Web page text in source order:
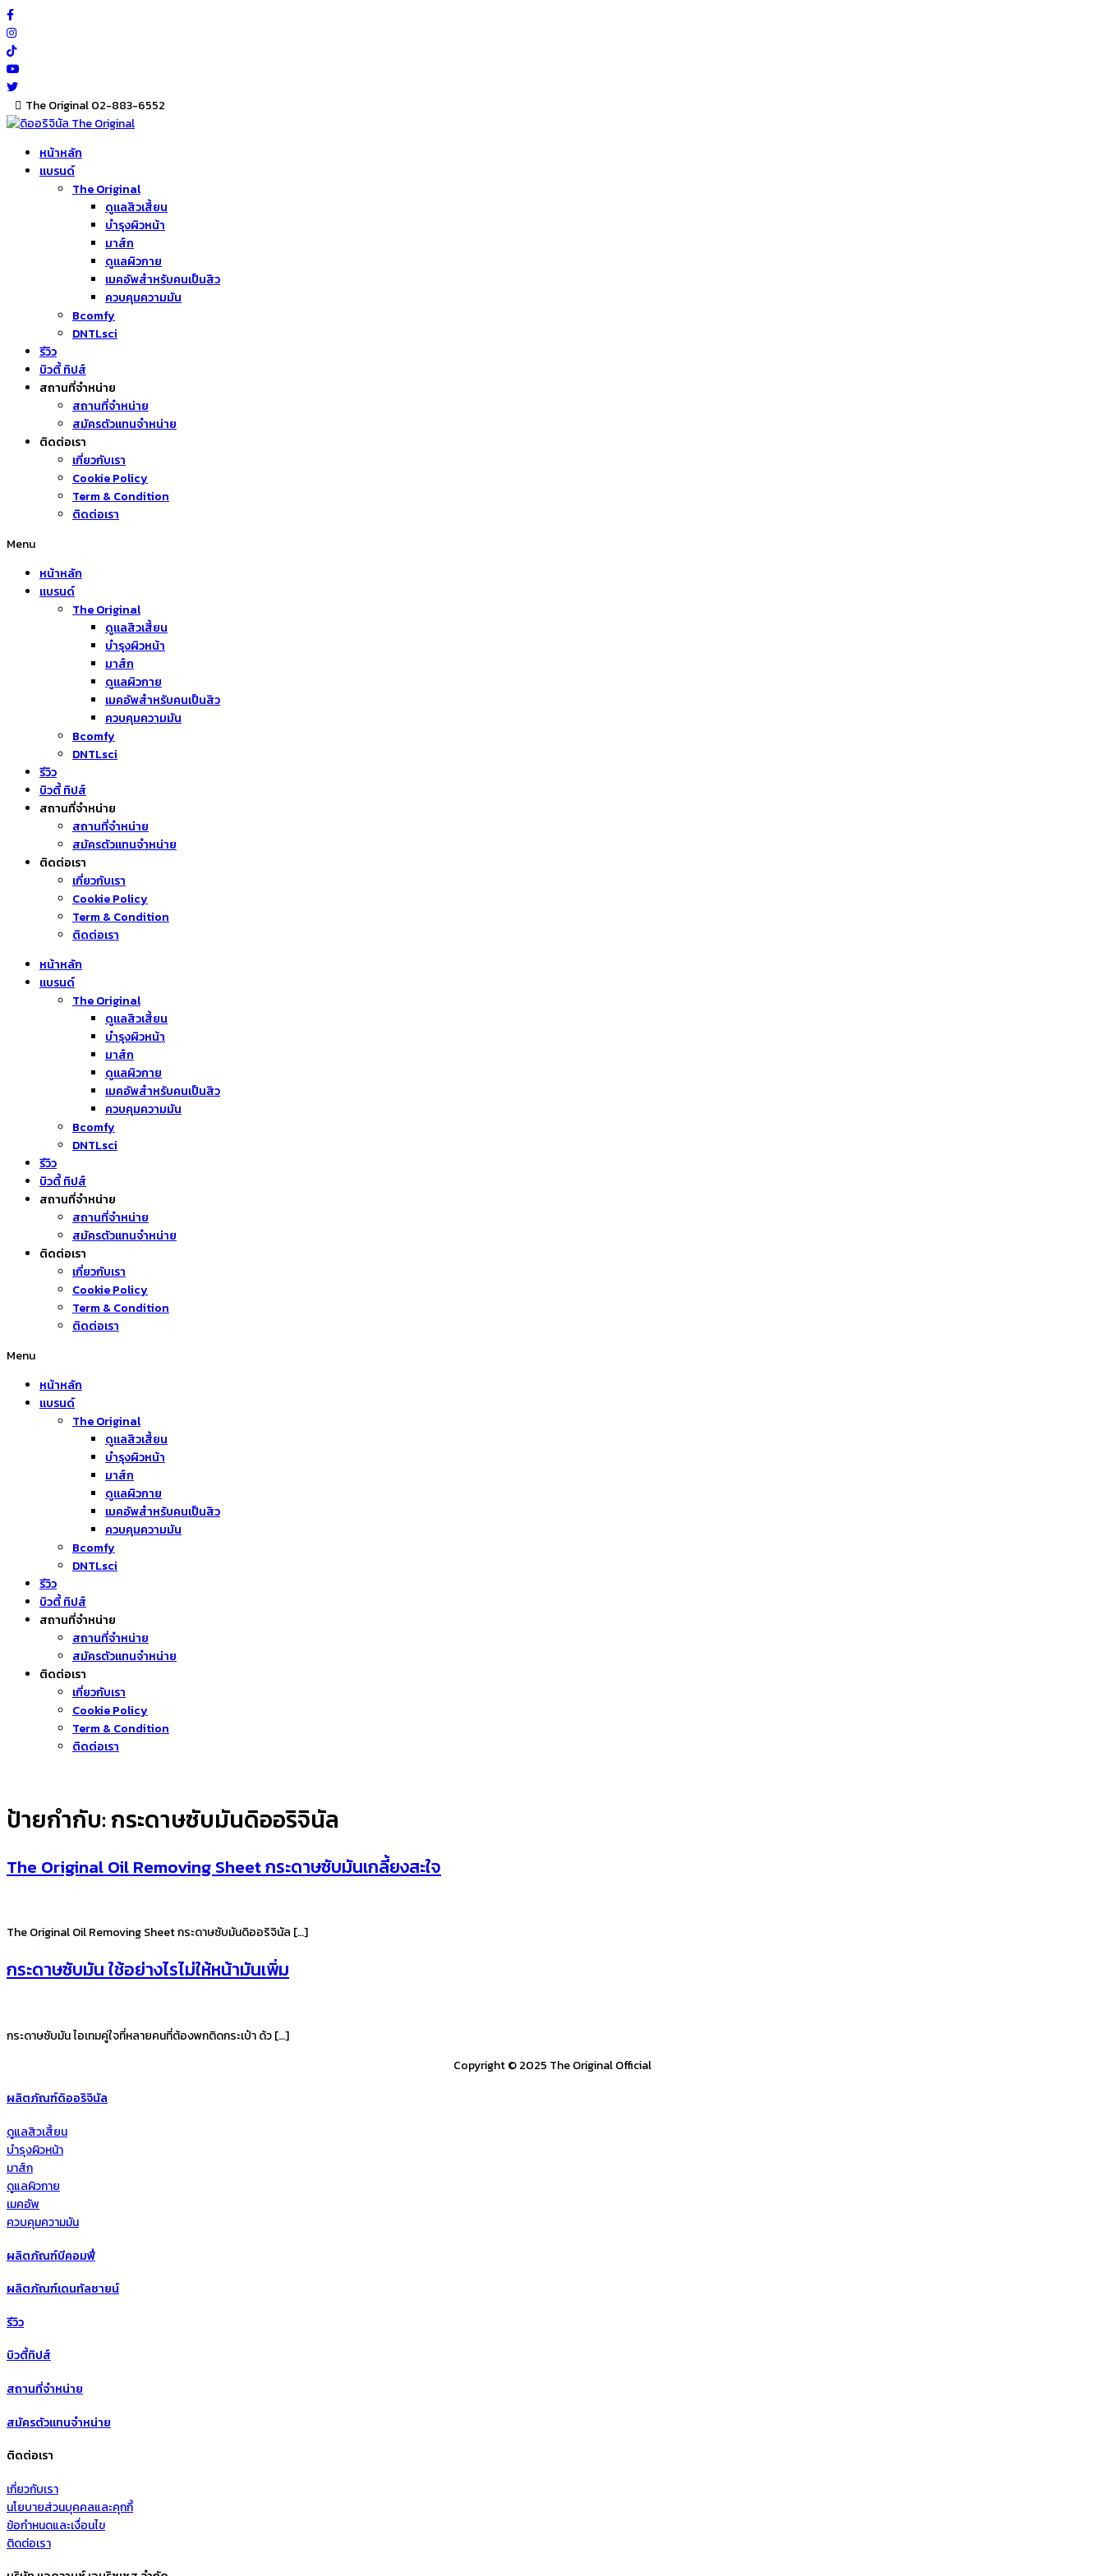
Skip
to
content
The Original 02-883-6552
หน้าหลัก
แบรนด์
The Original
ดูแลสิวเสี้ยน
บำรุงผิวหน้า
มาส์ก
ดูแลผิวกาย
เมคอัพสำหรับคนเป็นสิว
ควบคุมความมัน
Bcomfy
DNTLsci
รีวิว
บิวตี้ ทิปส์
สถานที่จำหน่าย
สถานที่จำหน่าย
สมัครตัวแทนจำหน่าย
ติดต่อเรา
เกี่ยวกับเรา
Cookie Policy
Term & Condition
ติดต่อเรา
Menu
หน้าหลัก
แบรนด์
The Original
ดูแลสิวเสี้ยน
บำรุงผิวหน้า
มาส์ก
ดูแลผิวกาย
เมคอัพสำหรับคนเป็นสิว
ควบคุมความมัน
Bcomfy
DNTLsci
รีวิว
บิวตี้ ทิปส์
สถานที่จำหน่าย
สถานที่จำหน่าย
สมัครตัวแทนจำหน่าย
ติดต่อเรา
เกี่ยวกับเรา
Cookie Policy
Term & Condition
ติดต่อเรา
หน้าหลัก
แบรนด์
The Original
ดูแลสิวเสี้ยน
บำรุงผิวหน้า
มาส์ก
ดูแลผิวกาย
เมคอัพสำหรับคนเป็นสิว
ควบคุมความมัน
Bcomfy
DNTLsci
รีวิว
บิวตี้ ทิปส์
สถานที่จำหน่าย
สถานที่จำหน่าย
สมัครตัวแทนจำหน่าย
ติดต่อเรา
เกี่ยวกับเรา
Cookie Policy
Term & Condition
ติดต่อเรา
Menu
หน้าหลัก
แบรนด์
The Original
ดูแลสิวเสี้ยน
บำรุงผิวหน้า
มาส์ก
ดูแลผิวกาย
เมคอัพสำหรับคนเป็นสิว
ควบคุมความมัน
Bcomfy
DNTLsci
รีวิว
บิวตี้ ทิปส์
สถานที่จำหน่าย
สถานที่จำหน่าย
สมัครตัวแทนจำหน่าย
ติดต่อเรา
เกี่ยวกับเรา
Cookie Policy
Term & Condition
ติดต่อเรา
ป้ายกำกับ:กระดาษซับมันดิออริจินัล
The Original Oil Removing Sheet กระดาษซับมันเกลี้ยงสะใจ
The Original Oil Removing Sheet กระดาษซับมันดิออริจินัล […]
กระดาษซับมัน ใช้อย่างไรไม่ให้หน้ามันเพิ่ม
กระดาษซับมัน ไอเทมคู่ใจที่หลายคนที่ต้องพกติดกระเป๋า ด้ว […]
Copyright © 2025 The Original Official
ผลิตภัณฑ์ดิออริจินัล
ดูแลสิวเสี้ยน
บำรุงผิวหน้า
มาส์ก
ดูแลผิวกาย
เมคอัพ
ควบคุมความมัน
ผลิตภัณฑ์บีคอมฟี่
ผลิตภัณฑ์เดนทัลซายน์
รีวิว
บิวตี้ทิปส์
สถานที่จำหน่าย
สมัครตัวแทนจำหน่าย
ติดต่อเรา
เกี่ยวกับเรา
นโยบายส่วนบุคคลและคุกกี้
ข้อกำหนดและเงื่อนไข
ติดต่อเรา